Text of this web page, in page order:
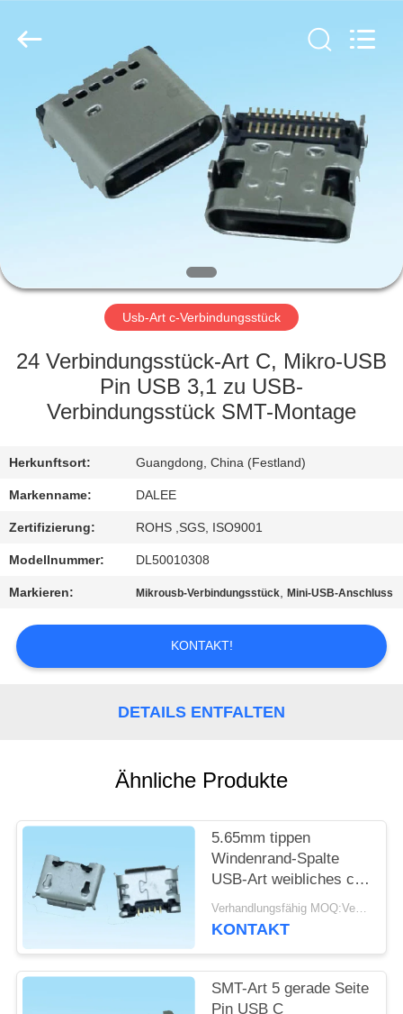
HAUS
PRODUKTE
FABRIK-
AUSFLUG
QUALITÄTSKONTROLLE
SIE
MIT
UNS
IN
VERBINDUNG
FORDERN
SIE
PRIVACY
Rights
Usb-Art c-Verbindungsstück
24 Verbindungsstück-Art C, Mikro-USB
Pin USB 3,1 zu USB-
Verbindungsstück SMT-Montage
Herkunftsort: Guangdong, China (Festland)
Markenname: DALEE
Zertifizierung: ROHS ,SGS, ISO9001
Modellnummer: DL50010308
Markieren: Mikrousb-Verbindungsstück,Mini-USB-Anschluss
KONTAKT!
DETAILS ENTFALTEN
Ähnliche Produkte
5.65mm tippen
Windenrand-Spalte
USB-Art weibliches c-
Verbindungsstück
PWB-Brett ein
Verhandlungsfähig MOQ:Verhandelbar
KONTAKT
SMT-Art 5 gerade Seite
Pin USB C